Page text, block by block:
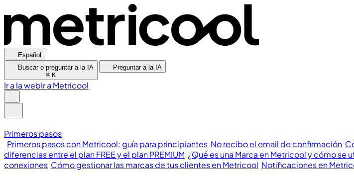
Español
Buscar o preguntar a la IA
⌘ K
Preguntar a la IA
Ir a la webIr a Metricool
Primeros pasos
Primeros pasos con Metricool: guía para principiantes No recibo el email de confirmación
diferencias entre el plan FREE y el plan PREMIUM ¿Qué es una Marca en Metricool y cómo se
conexiones Cómo gestionar las marcas de tus clientes en Metricool Notificaciones en